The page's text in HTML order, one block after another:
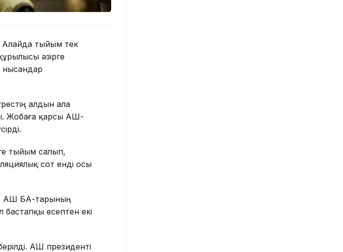
Алайда тыйым тек
әзірге
нысандар
алдын ала
Жобаға қарсы АҚШ-
тыйым салып,
сот енді осы
БАҚ-тарының
есептен екі
АҚШ президенті